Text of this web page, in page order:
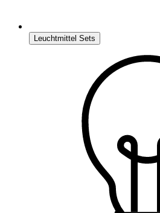
Leuchtmittel Sets